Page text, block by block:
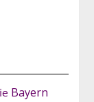
Bayern